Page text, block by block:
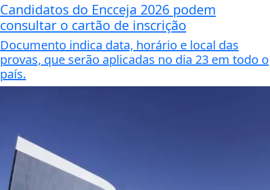
Candidatos do Encceja 2026 podem
consultar o cartão de inscrição
Documento indica data, horário e local das
provas, que serão aplicadas no dia 23 em todo o
país.